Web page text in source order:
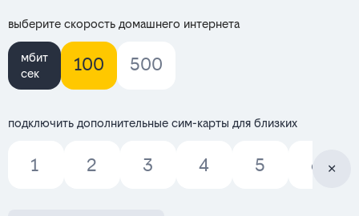
выберите скорость домашнего интернета
мбит
сек
100 500
подключить дополнительные сим-карты для близких
1 2 3 4 5 6